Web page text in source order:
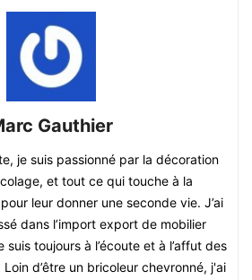
Gauthier
je suis passionné par la décoration
et tout ce qui touche à la
leur donner une seconde vie. J’ai
dans l’import export de mobilier
suis toujours à l’écoute et à l’affut des
d’être un bricoleur chevronné, j'ai